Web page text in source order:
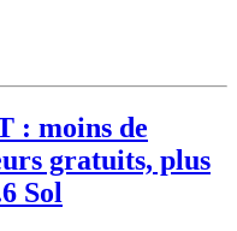
: moins de
gratuits, plus
Sol